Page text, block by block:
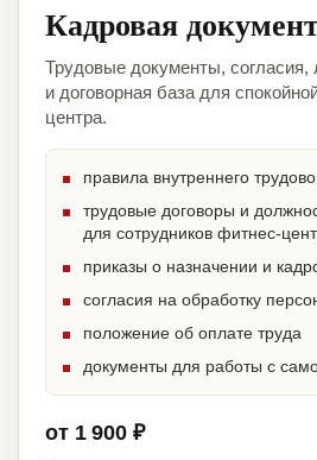
Кадровая
Трудовые документы, согласия,
и договорная база для
центра.
правила внутреннего
трудовые договоры и
для сотрудников фитнес-
приказы о назначении и
согласия на обработку
положение об оплате труда
документы для работы с
от 1 900 ₽